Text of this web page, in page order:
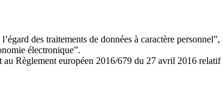
des traitements de données à caractère
électronique”.
Règlement européen 2016/679 du 27 avril 2016 relatif